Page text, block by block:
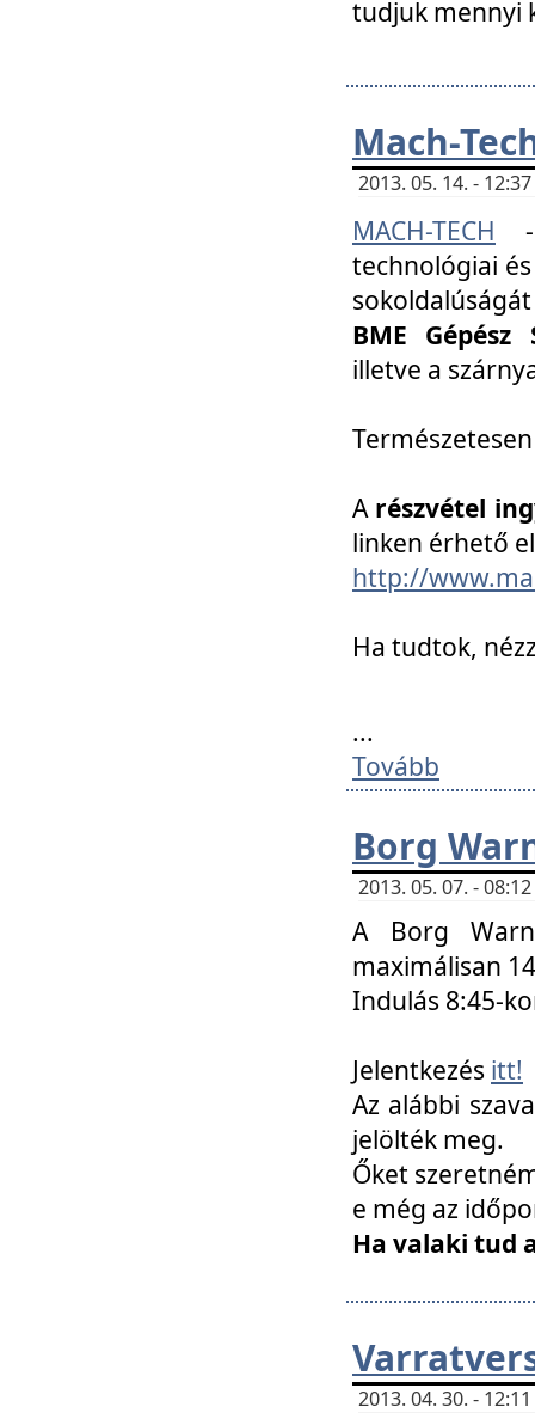
tudjuk mennyi
Mach-
2013. 05. 14. -
MACH-TECH
technológiai
BME
illetve a
A részvétel
linken érhető
http://
Ha tudtok,
...
Tovább
Borg
2013. 05. 07. -
A Borg
maximálisan
Indulás 8:45-
Jelentkezés itt!
Az alábbi
jelölték meg.
Őket
e még az
Ha valaki tud
2013. 04. 30. -